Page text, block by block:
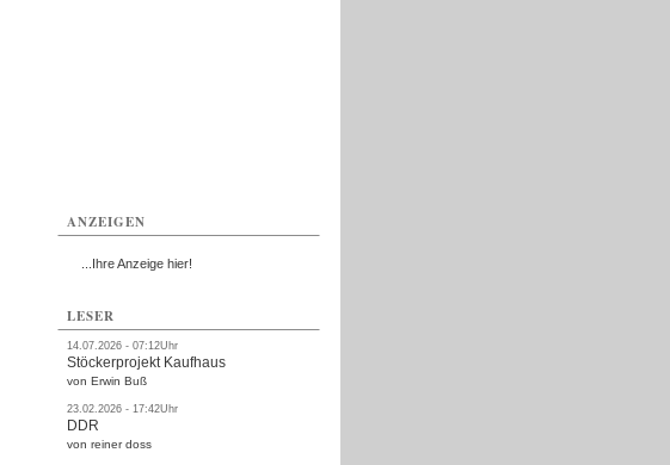
ANZEIGEN
...Ihre Anzeige hier!
LESER
14.07.2026 - 07:12Uhr
Stöckerprojekt Kaufhaus
von Erwin Buß
23.02.2026 - 17:42Uhr
DDR
von reiner doss